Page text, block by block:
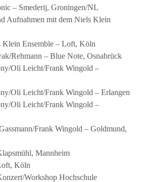
– Smederij, Groningen/NL
Aufnahmen mit dem Niels Klein
Klein Ensemble – Loft, Köln
Rehmann – Blue Note, Osnabrück
Oli Leicht/Frank Wingold –
Oli Leicht/Frank Wingold – Erlangen
Oli Leicht/Frank Wingold –
Frank Wingold – Goldmund,
Mannheim
Köln
Workshop Hochschule